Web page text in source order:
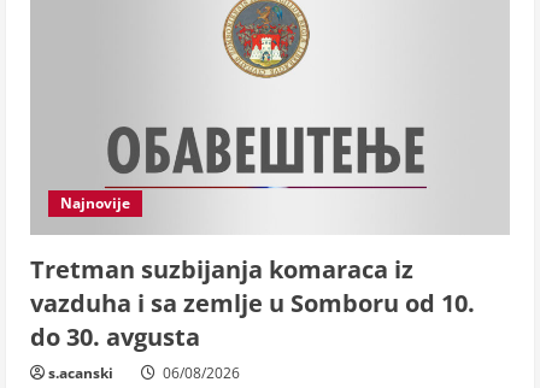
Najnovije
Tretman suzbijanja komaraca iz
vazduha i sa zemlje u Somboru od 10.
do 30. avgusta
s.acanski 06/08/2026